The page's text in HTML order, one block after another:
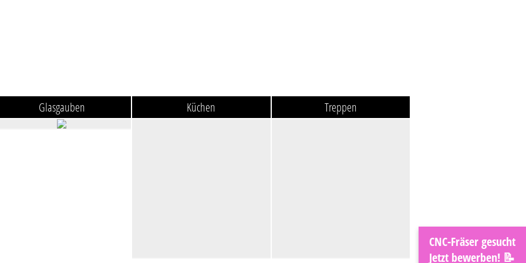
Glasgauben Küchen Treppen
CNC-Fräser gesucht
Jetzt bewerben! 📝